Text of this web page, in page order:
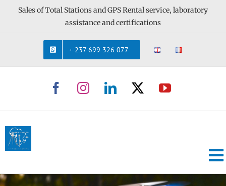
Sales of Total Stations and GPS Rental service, laboratory
assistance and certifications
+ 237 699 326 077
FacebookInstagramLinkedIn YouTube